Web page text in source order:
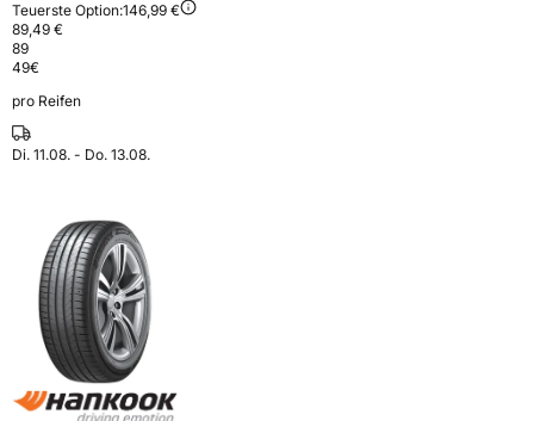
Teuerste Option:146,99 €
89,49 €
89
49€
pro Reifen
Di. 11.08. - Do. 13.08.